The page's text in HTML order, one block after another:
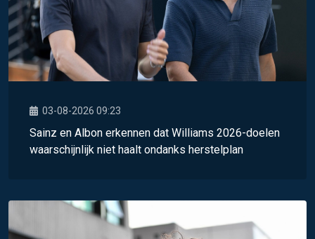
03-08-2026 09:23
Sainz en Albon erkennen dat Williams 2026-doelen
waarschijnlijk niet haalt ondanks herstelplan